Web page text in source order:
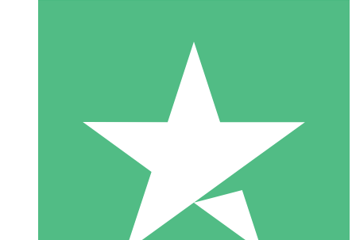
Pacchetti di Crediti Individuali
Paga a consumo con crediti di download. Nessun impegno
1 Download
10